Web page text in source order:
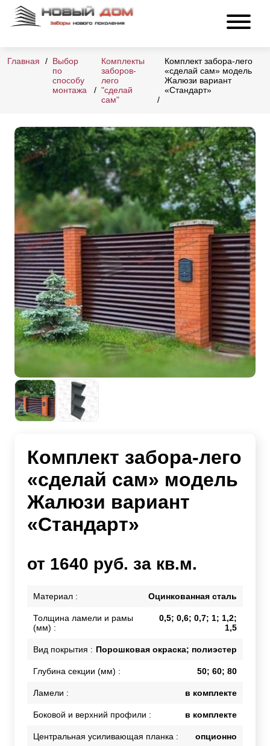
Главная
Выбор
по
способу
монтажа
Комплекты
заборов-
лего
"сделай
сам"
Комплект забора-лего
«сделай сам» модель
Жалюзи вариант
«Стандарт»
Комплект забора-лего
«сделай сам» модель
Жалюзи вариант
«Стандарт»
от 1640 руб. за кв.м.
Материал : Оцинкованная сталь
Толщина ламели и рамы
(мм) :
0,5; 0,6; 0,7; 1; 1,2;
1,5
Вид покрытия : Порошковая окраска; полиэстер
Глубина секции (мм) : 50; 60; 80
Ламели : в комплекте
Боковой и верхний профили : в комплекте
Центральная усиливающая планка : опционно